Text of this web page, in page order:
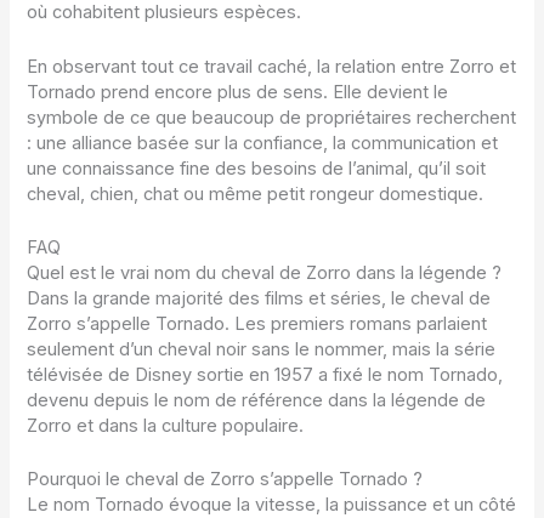
où cohabitent plusieurs espèces.
En observant tout ce travail caché, la relation entre Zorro et
Tornado prend encore plus de sens. Elle devient le
symbole de ce que beaucoup de propriétaires recherchent
: une alliance basée sur la confiance, la communication et
une connaissance fine des besoins de l’animal, qu’il soit
cheval, chien, chat ou même petit rongeur domestique.
FAQ
Quel est le vrai nom du cheval de Zorro dans la légende ?
Dans la grande majorité des films et séries, le cheval de
Zorro s’appelle Tornado. Les premiers romans parlaient
seulement d’un cheval noir sans le nommer, mais la série
télévisée de Disney sortie en 1957 a fixé le nom Tornado,
devenu depuis le nom de référence dans la légende de
Zorro et dans la culture populaire.
Pourquoi le cheval de Zorro s’appelle Tornado ?
Le nom Tornado évoque la vitesse, la puissance et un côté